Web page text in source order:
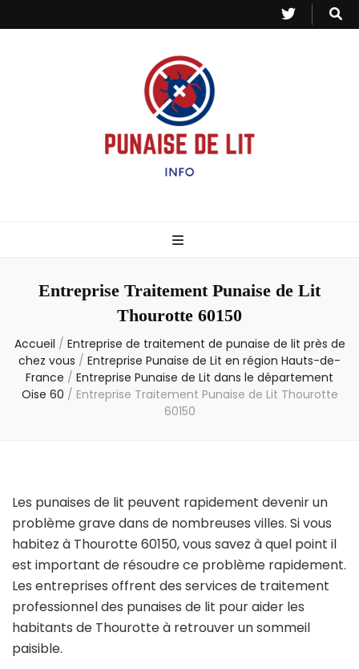
– Info
Entreprise Traitement Punaise de Lit
Thourotte 60150
Accueil / Entreprise de traitement de punaise de lit près de
chez vous / Entreprise Punaise de Lit en région Hauts-de-
France / Entreprise Punaise de Lit dans le département
Oise 60 / Entreprise Traitement Punaise de Lit Thourotte
60150
Les punaises de lit peuvent rapidement devenir un
problème grave dans de nombreuses villes. Si vous
habitez à Thourotte 60150, vous savez à quel point il
est important de résoudre ce problème rapidement.
Les entreprises offrent des services de traitement
professionnel des punaises de lit pour aider les
habitants de Thourotte à retrouver un sommeil
paisible.